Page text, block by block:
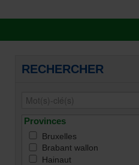
RECHERCHER
Provinces
Bruxelles
Brabant wallon
Hainaut